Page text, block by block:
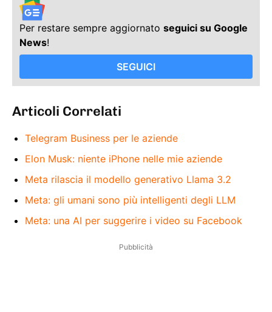
Per restare sempre aggiornato seguici su Google
News!
SEGUICI
Articoli Correlati
Telegram Business per le aziende
Elon Musk: niente iPhone nelle mie aziende
Meta rilascia il modello generativo Llama 3.2
Meta: gli umani sono più intelligenti degli LLM
Meta: una AI per suggerire i video su Facebook
Pubblicità